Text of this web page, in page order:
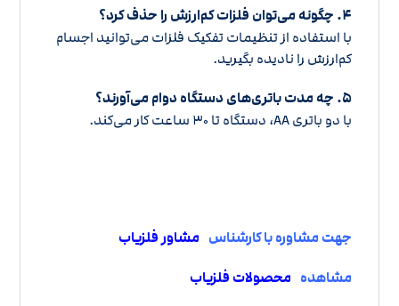
۴. چگونه می‌توان فلزات کم‌ارزش را حذف کرد؟
با استفاده از تنظیمات تفکیک فلزات می‌توانید اجسام
کم‌ارزش را نادیده بگیرید.
۵. چه مدت باتری‌های دستگاه دوام می‌آورند؟
با دو باتری AA، دستگاه تا ۳۰ ساعت کار می‌کند.
جهت مشاوره با کارشناس مشاور فلزیاب
مشاهده محصولات فلزیاب